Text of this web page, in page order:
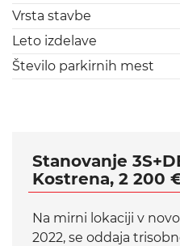
Vrsta stavbe
Leto izdelave
Število parkirnih mest
Stanovanje
Kostrena, 2 200
Na mirni lokaciji v
2022, se oddaja